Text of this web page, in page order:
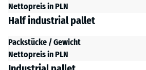
Nettopreis in PLN
Half industrial pallet
Packstücke / Gewicht
Nettopreis in PLN